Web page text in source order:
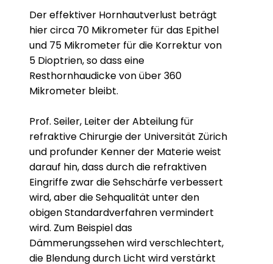
Der effektiver Hornhautverlust beträgt
hier circa 70 Mikrometer für das Epithel
und 75 Mikrometer für die Korrektur von
5 Dioptrien, so dass eine
Resthornhaudicke von über 360
Mikrometer bleibt.
Prof. Seiler, Leiter der Abteilung für
refraktive Chirurgie der Universität Zürich
und profunder Kenner der Materie weist
darauf hin, dass durch die refraktiven
Eingriffe zwar die Sehschärfe verbessert
wird, aber die Sehqualität unter den
obigen Standardverfahren vermindert
wird. Zum Beispiel das
Dämmerungssehen wird verschlechtert,
die Blendung durch Licht wird verstärkt